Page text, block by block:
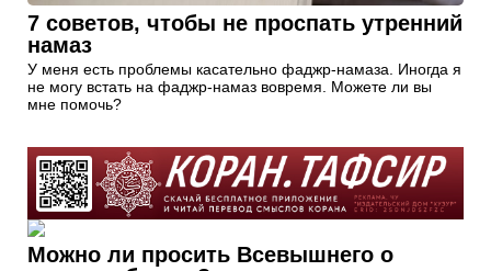
7 советов, чтобы не проспать утренний
намаз
У меня есть проблемы касательно фаджр-намаза. Иногда я
не могу встать на фаджр-намаз вовремя. Можете ли вы
мне помочь?
Можно ли просить Всевышнего о